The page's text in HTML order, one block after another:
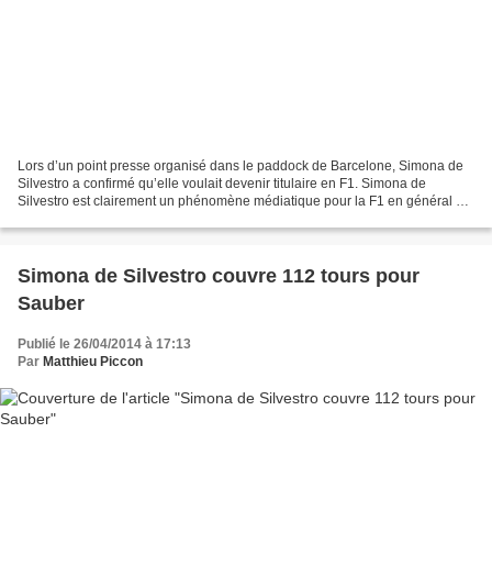
Lors d’un point presse organisé dans le paddock de Barcelone, Simona de
Silvestro a confirmé qu’elle voulait devenir titulaire en F1. Simona de
Silvestro est clairement un phénomène médiatique pour la F1 en général et
Simona de Silvestro couvre 112 tours pour
Sauber
Publié le 26/04/2014 à 17:13
Par Matthieu Piccon